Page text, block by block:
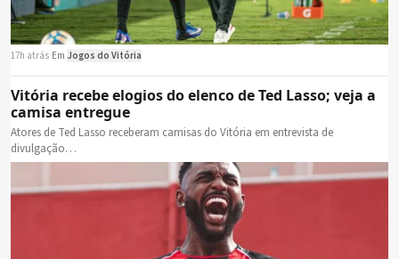
17h atrás Em Jogos do Vitória
Vitória recebe elogios do elenco de Ted Lasso; veja a
camisa entregue
Atores de Ted Lasso receberam camisas do Vitória em entrevista de
divulgação…